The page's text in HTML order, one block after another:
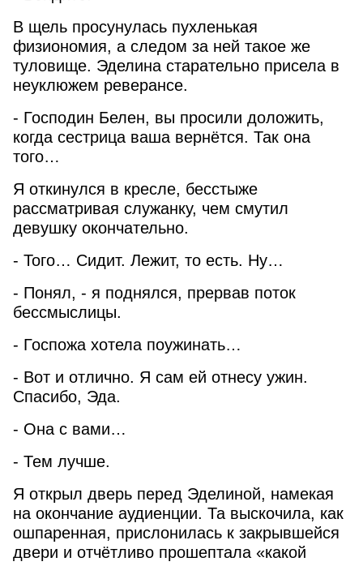
В щель просунулась пухленькая
физиономия, а следом за ней такое же
туловище. Эделина старательно присела в
неуклюжем реверансе.
- Господин Белен, вы просили доложить,
когда сестрица ваша вернётся. Так она
того…
Я откинулся в кресле, бесстыже
рассматривая служанку, чем смутил
девушку окончательно.
- Того… Сидит. Лежит, то есть. Ну…
- Понял, - я поднялся, прервав поток
бессмыслицы.
- Госпожа хотела поужинать…
- Вот и отлично. Я сам ей отнесу ужин.
Спасибо, Эда.
- Она с вами…
- Тем лучше.
Я открыл дверь перед Эделиной, намекая
на окончание аудиенции. Та выскочила, как
ошпаренная, прислонилась к закрывшейся
двери и отчётливо прошептала «какой